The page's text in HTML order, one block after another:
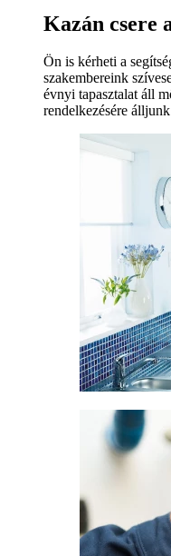
Kazán csere
Ön is kérheti a
szakembereink
évnyi tapasztalat áll
rendelkezésére